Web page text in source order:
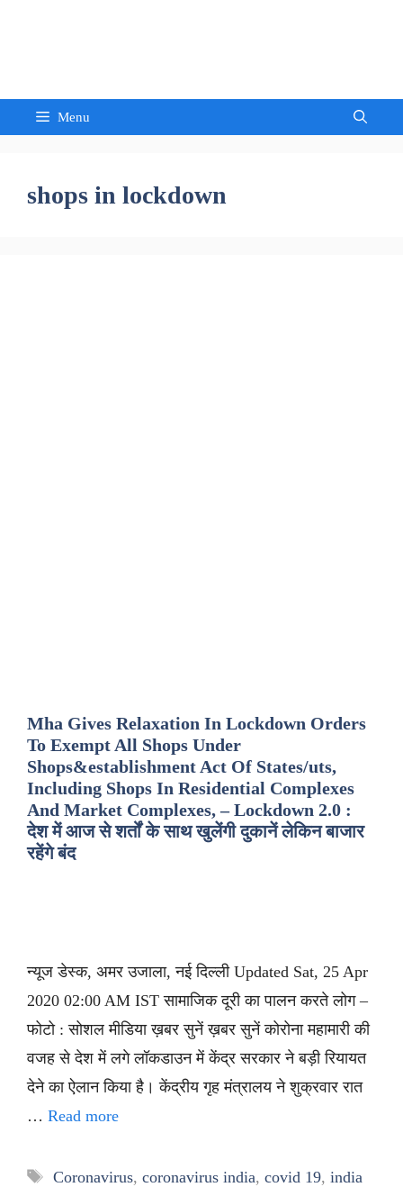
Menu
shops in lockdown
Mha Gives Relaxation In Lockdown Orders
To Exempt All Shops Under
Shops&establishment Act Of States/uts,
Including Shops In Residential Complexes
And Market Complexes, – Lockdown 2.0 :
देश में आज से शर्तों के साथ खुलेंगी दुकानें लेकिन बाजार
रहेंगे बंद
न्यूज डेस्क, अमर उजाला, नई दिल्ली Updated Sat, 25 Apr
2020 02:00 AM IST सामाजिक दूरी का पालन करते लोग –
फोटो : सोशल मीडिया ख़बर सुनें ख़बर सुनें कोरोना महामारी की
वजह से देश में लगे लॉकडाउन में केंद्र सरकार ने बड़ी रियायत
देने का ऐलान किया है। केंद्रीय गृह मंत्रालय ने शुक्रवार रात
… Read more
Tags
Coronavirus, coronavirus india, covid 19, india